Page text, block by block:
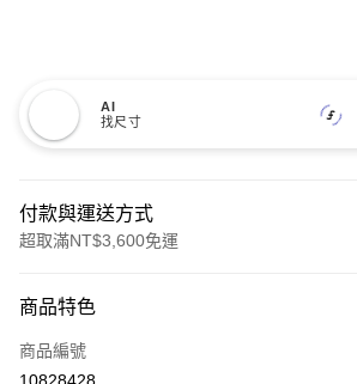
AI
找尺寸
付款與運送方式
超取滿NT$3,600免運
信用卡一次付款
信用卡分期付款
商品特色
商品編號